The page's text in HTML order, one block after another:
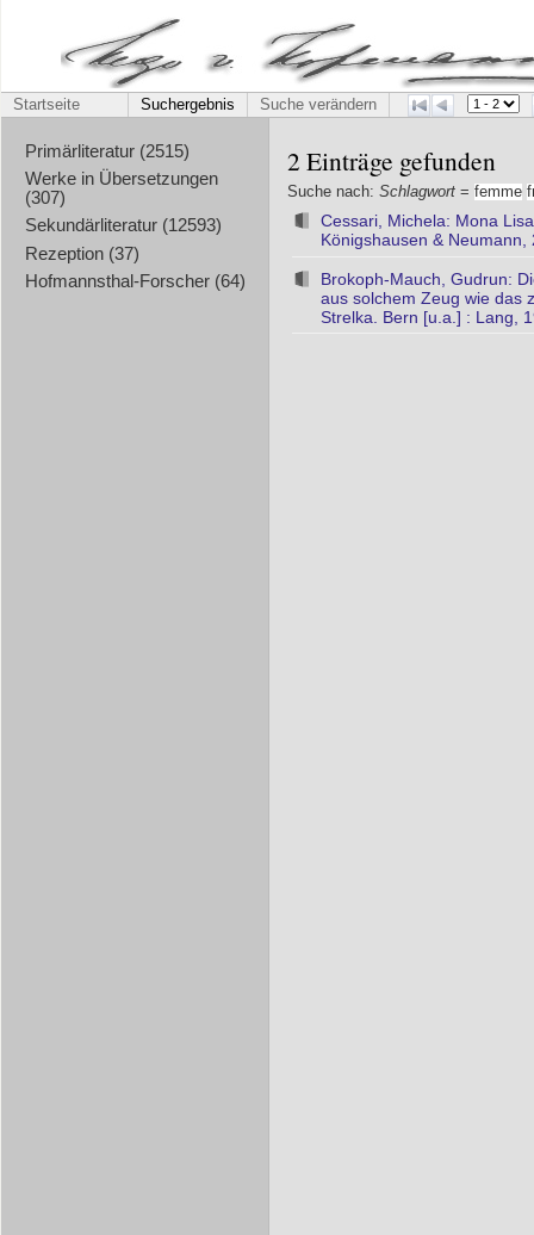
Startseite Suchergebnis Suche verändern
Primärliteratur (2515)
Werke in Übersetzungen
(307)
Sekundärliteratur (12593)
Rezeption (37)
Hofmannsthal-Forscher (64)
2 Einträge gefunden
Suche nach: Schlagwort = femme
Cessari, Michela: Mona
Königshausen & Neumann,
Brokoph-Mauch, Gudrun:
aus solchem Zeug wie das
Strelka. Bern [u.a.] : Lang,